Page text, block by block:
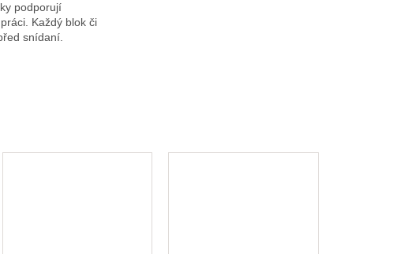
podporují
Každý blok či
snídaní.